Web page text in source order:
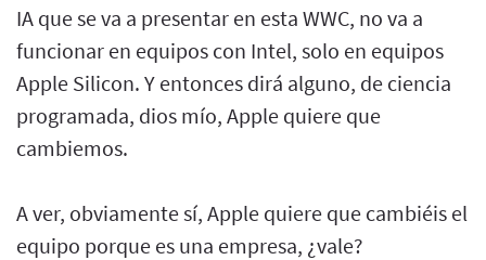
IA que se va a presentar en esta WWC, no va a
funcionar en equipos con Intel, solo en equipos
Apple Silicon. Y entonces dirá alguno, de ciencia
programada, dios mío, Apple quiere que
cambiemos.
A ver, obviamente sí, Apple quiere que cambiéis el
equipo porque es una empresa, ¿vale?